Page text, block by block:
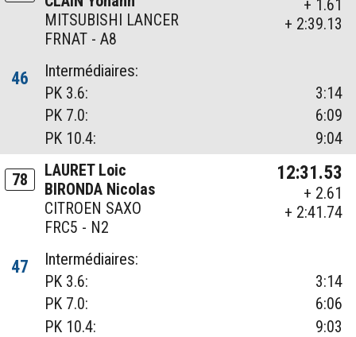
MITSUBISHI LANCER
FRNAT - A8
+ 1.61
+ 2:39.13
46
Intermédiaires:
PK 3.6:
3:14
PK 7.0:
6:09
PK 10.4:
9:04
78
LAURET Loic
BIRONDA Nicolas
CITROEN SAXO
FRC5 - N2
12:31.53
+ 2.61
+ 2:41.74
47
Intermédiaires:
PK 3.6:
3:14
PK 7.0:
6:06
PK 10.4:
9:03